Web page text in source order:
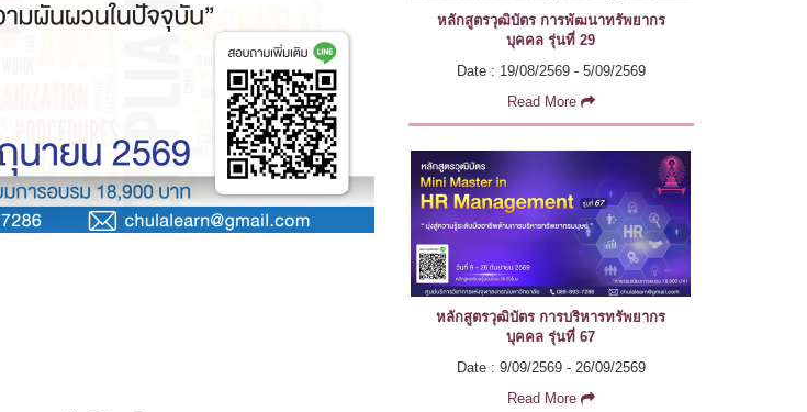
หลักสูตรวุฒิบัตร การพัฒนาทรัพยากร
บุคคล รุ่นที่ 29
Date : 19/08/2569 - 5/09/2569
Read More
หลักสูตรวุฒิบัตร การบริหารทรัพยากร
บุคคล รุ่นที่ 67
Date : 9/09/2569 - 26/09/2569
Read More